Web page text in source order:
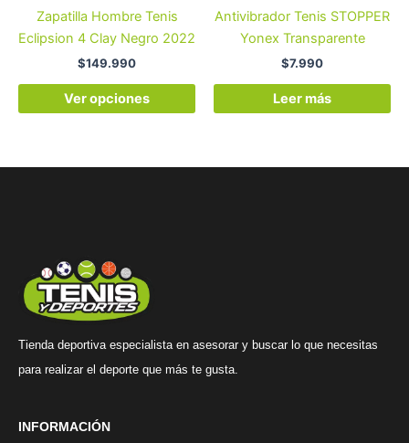
Zapatilla Hombre Tenis
Eclipsion 4 Clay Negro 2022
$149.990
Ver opciones
producto
Antivibrador Tenis STOPPER
Yonex Transparente
$7.990
Leer más
Tienda deportiva especialista en asesorar y buscar lo que necesitas
para realizar el deporte que más te gusta.
INFORMACIÓN